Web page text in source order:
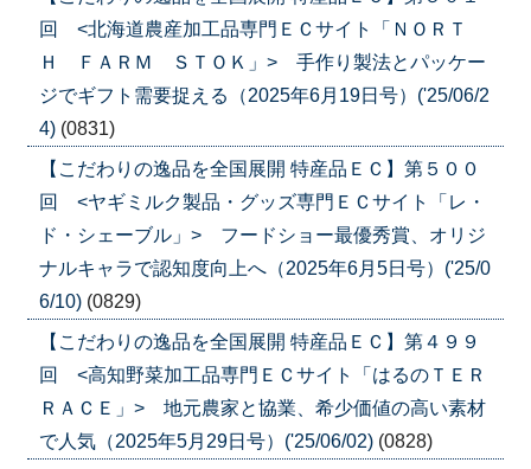
回 <北海道農産加工品専門ＥＣサイト「ＮＯＲＴ
Ｈ ＦＡＲＭ ＳＴＯＫ」> 手作り製法とパッケー
ジでギフト需要捉える（2025年6月19日号）('25/06/2
4) (0831)
【こだわりの逸品を全国展開 特産品ＥＣ】第５００
回 <ヤギミルク製品・グッズ専門ＥＣサイト「レ・
ド・シェーブル」> フードショー最優秀賞、オリジ
ナルキャラで認知度向上へ（2025年6月5日号）('25/0
6/10) (0829)
【こだわりの逸品を全国展開 特産品ＥＣ】第４９９
回 <高知野菜加工品専門ＥＣサイト「はるのＴＥＲ
ＲＡＣＥ」> 地元農家と協業、希少価値の高い素材
で人気（2025年5月29日号）('25/06/02) (0828)